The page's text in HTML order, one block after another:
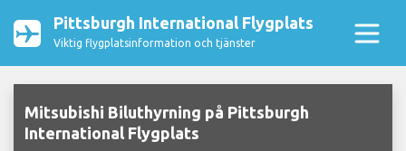
Pittsburgh International Flygplats
Viktig flygplatsinformation och tjänster
Mitsubishi Biluthyrning på Pittsburgh
International Flygplats